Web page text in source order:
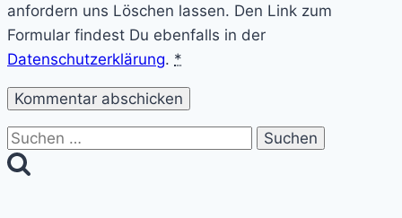
anfordern uns Löschen lassen. Den Link zum
Formular findest Du ebenfalls in der
Datenschutzerklärung. *
Suchen
nach: